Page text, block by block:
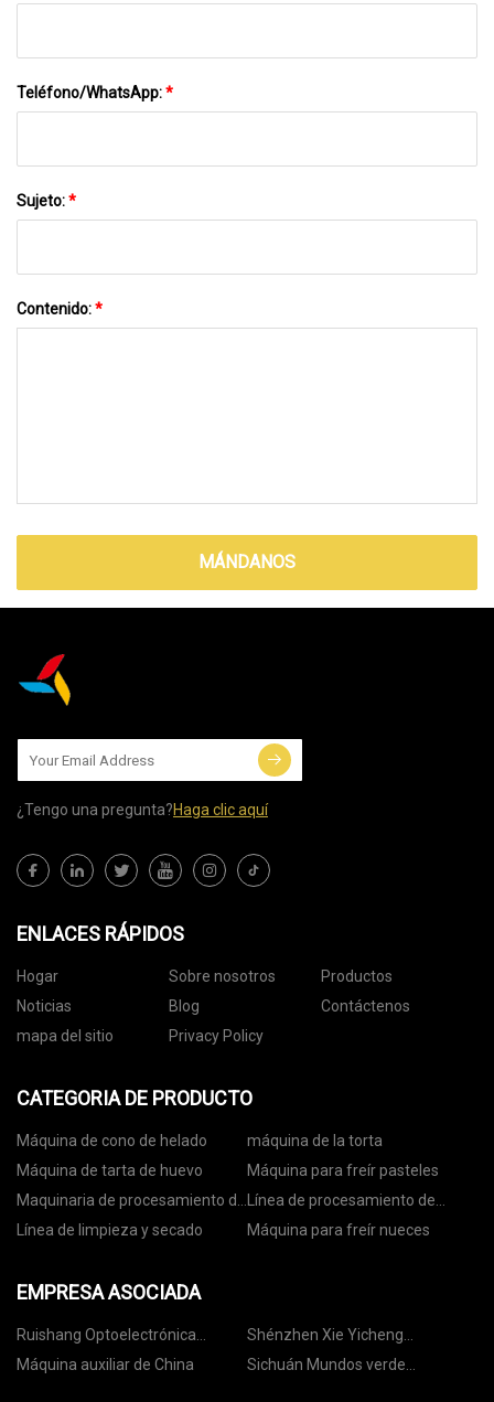
Teléfono/WhatsApp:*
Sujeto:*
Contenido:*
MÁNDANOS
¿Tengo una pregunta?Haga clic aquí
ENLACES RÁPIDOS
Hogar Sobre nosotros
Productos
Noticias
Blog
Contáctenos
mapa del sitio
Privacy Policy
CATEGORIA DE PRODUCTO
Máquina de cono de helado
máquina de la torta
Máquina de tarta de huevo
Máquina para freír pasteles
Maquinaria de procesamiento de
nueces
Línea de procesamiento de
nueces
Línea de limpieza y secado Máquina para freír nueces
EMPRESA ASOCIADA
Ruishang Optoelectrónica
compañía, Limitado
Shénzhen Xie Yicheng
Máquina auxiliar de China
Sichuán Mundos verde